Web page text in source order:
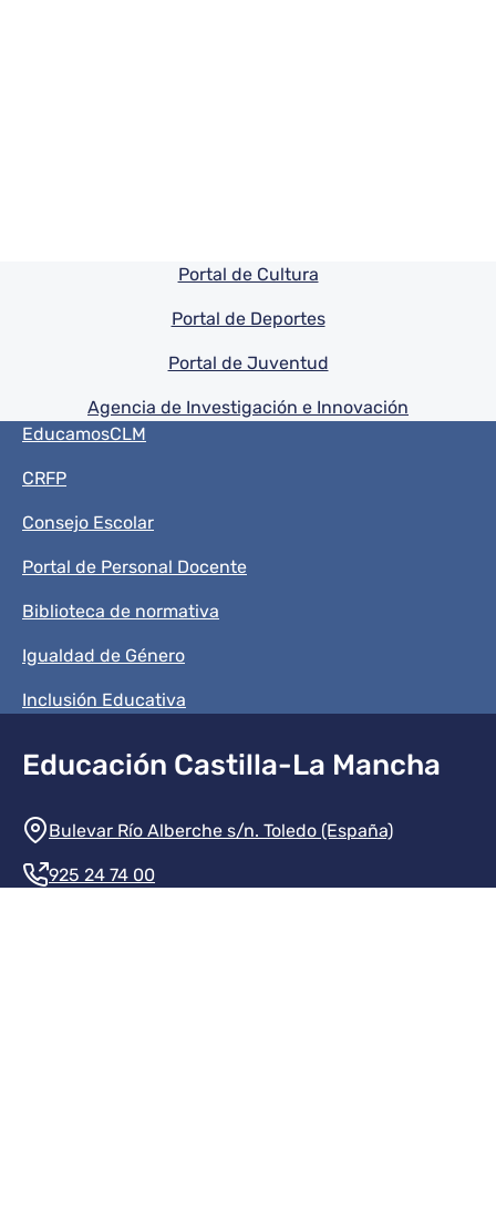
Pie de pagina información
Portal de Cultura
Portal de Deportes
Portal de Juventud
Agencia de Investigación e Innovación
Menú del pie
EducamosCLM
CRFP
Consejo Escolar
Portal de Personal Docente
Biblioteca de normativa
Igualdad de Género
Inclusión Educativa
Educación Castilla-La Mancha
Información de la institución
Bulevar Río Alberche s/n. Toledo (España)
925 24 74 00